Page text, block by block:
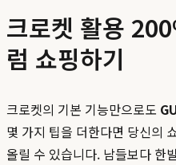
크로켓 활용
럼 쇼핑하기
크로켓의 기본 기능만으로도
몇 가지 팁을 더한다면 당신의
올릴 수 있습니다. 남들보다 한